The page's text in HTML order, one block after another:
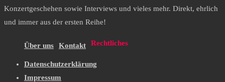
Konzertgeschehen sowie Interviews und vieles mehr. Direkt, ehrlich
und immer aus der ersten Reihe!
Über uns Kontakt Rechtliches
Datenschutzerklärung
Impressum